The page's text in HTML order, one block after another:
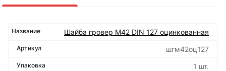
Шайба гровер М42 DIN 127 оцинкованная
шгм42оц127
1 шт.